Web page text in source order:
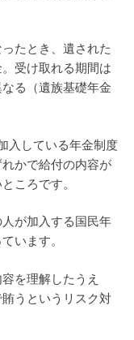
たとき、遺された
受け取れる期間は
る（遺族基礎年金
入している年金制度
かで給付の内容が
ころです。
が加入する国民年
います。
を理解したうえ
うというリスク対